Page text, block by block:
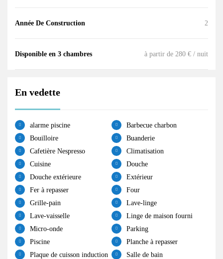
Année De Construction 2
Disponible en 3 chambres à partir de 280 € / nuit
En vedette
alarme piscine
Barbecue charbon
Bouilloire
Buanderie
Cafetière Nespresso
Climatisation
Cuisine
Douche
Douche extérieure
Extérieur
Fer à repasser
Four
Grille-pain
Lave-linge
Lave-vaisselle
Linge de maison fourni
Micro-onde
Parking
Piscine
Planche à repasser
Plaque de cuisson induction
Salle de bain